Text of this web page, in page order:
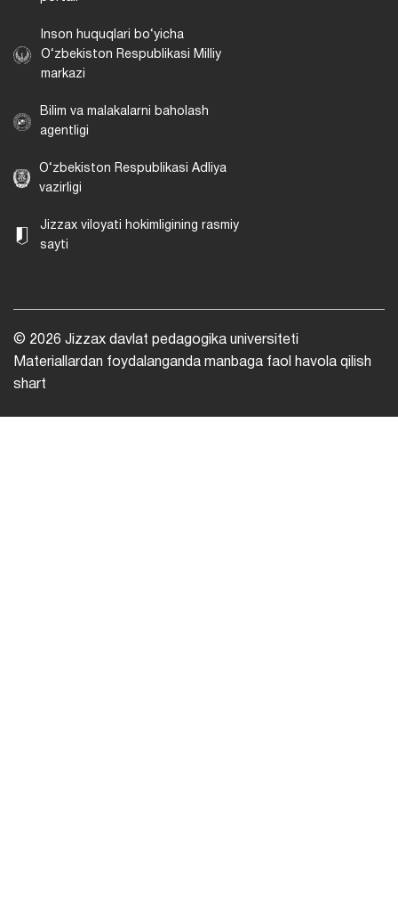
Inson huquqlari bo‘yicha
O‘zbekiston Respublikasi Milliy
markazi
Bilim va malakalarni baholash
agentligi
O‘zbekiston Respublikasi Adliya
vazirligi
Jizzax viloyati hokimligining rasmiy
sayti
© 2026 Jizzax davlat pedagogika universiteti
Materiallardan foydalanganda manbaga faol havola qilish
shart